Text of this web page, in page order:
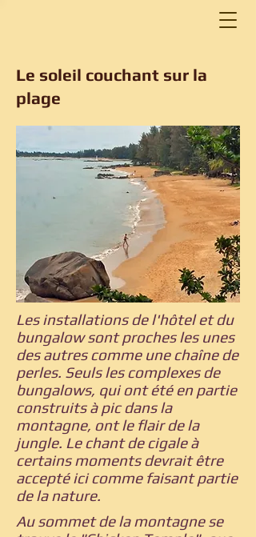
Le soleil couchant sur la
plage
Les installations de l'hôtel et du
bungalow sont proches les unes
des autres comme une chaîne de
perles. Seuls les complexes de
bungalows, qui ont été en partie
construits à pic dans la
montagne, ont le flair de la
jungle. Le chant de cigale à
certains moments devrait être
accepté ici comme faisant partie
de la nature.
Au sommet de la montagne se